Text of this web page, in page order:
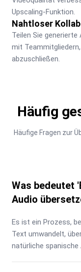
Upscaling-Funktion.
Nahtloser
Teilen Sie
mit
abzuschließen.
Häufig
Häufige Fragen zur
Was bedeutet
Audio
Es ist ein Prozess,
Text umwandelt,
natürliche